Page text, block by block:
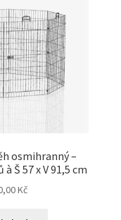
osmihranný –
Š 57 x V 91,5 cm
Kč